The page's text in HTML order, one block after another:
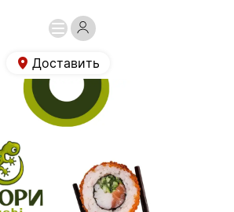
Доставить